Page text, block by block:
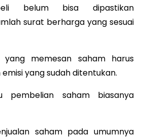
belum bisa dipastikan
surat berharga yang sesuai
yang memesan saham harus
yang sudah ditentukan.
pembelian saham biasanya
saham pada umumnya